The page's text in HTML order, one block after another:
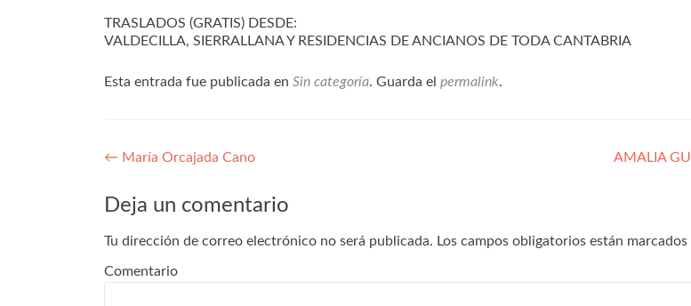
TRASLADOS (GRATIS) DESDE:
VALDECILLA, SIERRALLANA Y RESIDENCIAS DE ANCIANOS DE TODA CANTABRIA
Esta entrada fue publicada en Sin categoría. Guarda el permalink.
Navegación
de
entradas
← María Orcajada Cano AMALIA
Deja un comentario
Tu dirección de correo electrónico no será publicada. Los campos obligatorios están marcados
Comentario